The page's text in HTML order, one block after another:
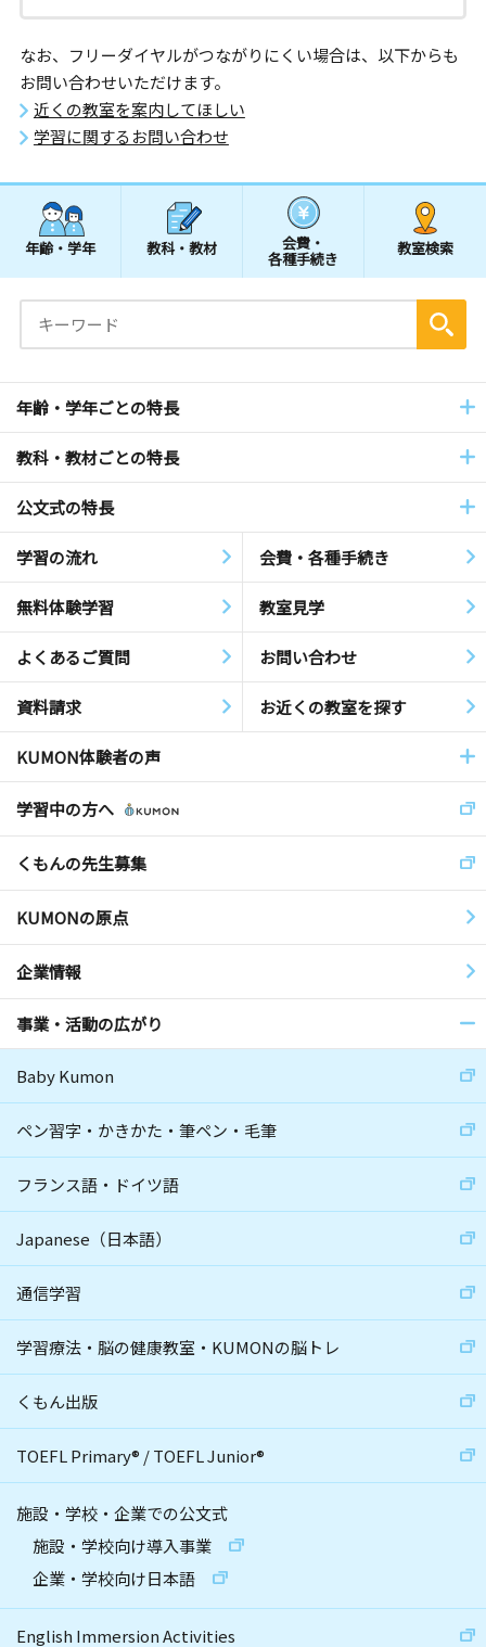
なお、フリーダイヤルがつながりにくい場合は、以下からも
お問い合わせいただけます。
近くの教室を案内してほしい
学習に関するお問い合わせ
年齢・学年 教科・教材 会費・
各種手続き
教室検索
年齢・学年ごとの特長
教科・教材ごとの特長
公文式の特長
学習の流れ 会費・各種手続き
無料体験学習 教室見学
よくあるご質問 お問い合わせ
資料請求 お近くの教室を探す
KUMON体験者の声
学習中の方へ
くもんの先生募集
KUMONの原点
企業情報
事業・活動の広がり
Baby Kumon
ペン習字・かきかた・筆ペン・毛筆
フランス語・ドイツ語
Japanese（日本語）
通信学習
学習療法・脳の健康教室・KUMONの脳トレ
くもん出版
TOEFL Primary® /TOEFL Junior®
施設・学校・企業での公文式
施設・学校向け導入事業
企業・学校向け日本語
English Immersion Activities